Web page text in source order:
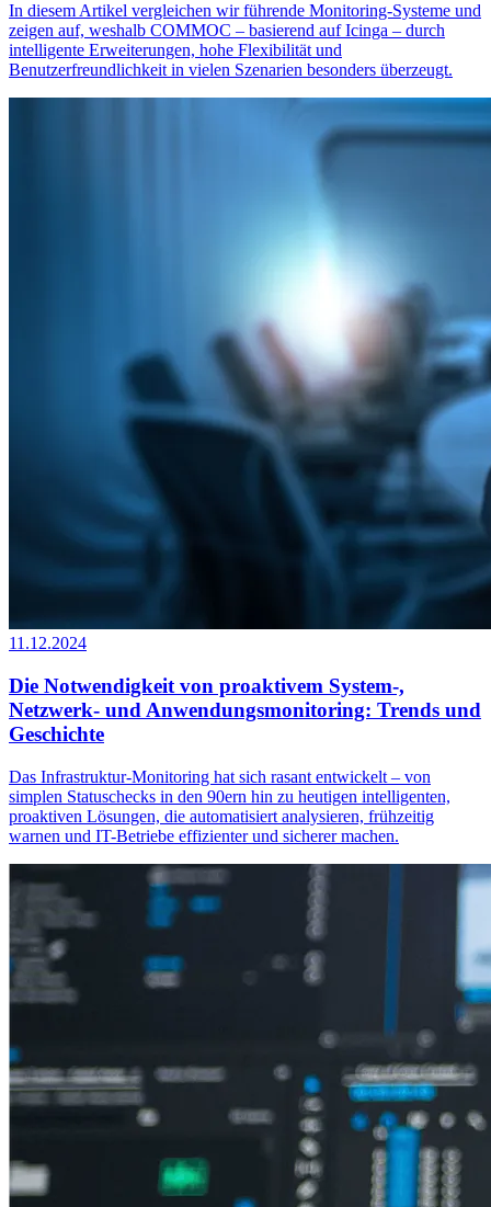
In diesem Artikel vergleichen wir führende Monitoring-Systeme und
zeigen auf, weshalb COMMOC – basierend auf Icinga – durch
intelligente Erweiterungen, hohe Flexibilität und
Benutzerfreundlichkeit in vielen Szenarien besonders überzeugt.
11.12.2024
Die Notwendigkeit von proaktivem System-,
Netzwerk- und Anwendungsmonitoring: Trends und
Geschichte
Das Infrastruktur-Monitoring hat sich rasant entwickelt – von
simplen Statuschecks in den 90ern hin zu heutigen intelligenten,
proaktiven Lösungen, die automatisiert analysieren, frühzeitig
warnen und IT-Betriebe effizienter und sicherer machen.